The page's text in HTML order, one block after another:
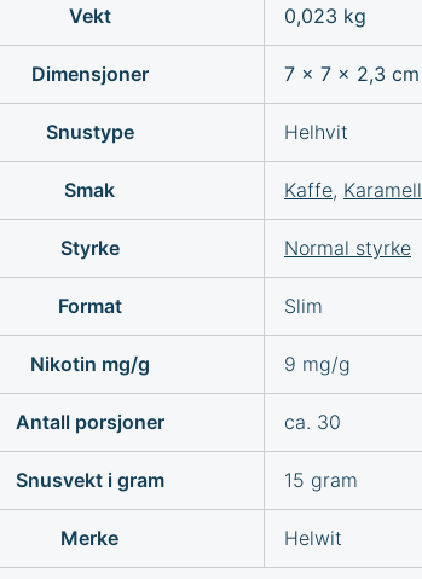
Vekt 0,023 kg
Dimensjoner 7 × 7 × 2,3 cm
Snustype Helhvit
Smak Kaffe, Karamell
Styrke Normal styrke
Format Slim
Nikotin mg/g 9 mg/g
Antall porsjoner ca. 30
Snusvekt i gram 15 gram
Merke Helwit